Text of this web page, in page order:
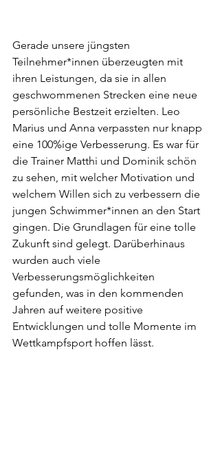
Gerade unsere jüngsten
Teilnehmer*innen überzeugten mit
ihren Leistungen, da sie in allen
geschwommenen Strecken eine neue
persönliche Bestzeit erzielten. Leo
Marius und Anna verpassten nur knapp
eine 100%ige Verbesserung. Es war für
die Trainer Matthi und Dominik schön
zu sehen, mit welcher Motivation und
welchem Willen sich zu verbessern die
jungen Schwimmer*innen an den Start
gingen. Die Grundlagen für eine tolle
Zukunft sind gelegt. Darüberhinaus
wurden auch viele
Verbesserungsmöglichkeiten
gefunden, was in den kommenden
Jahren auf weitere positive
Entwicklungen und tolle Momente im
Wettkampfsport hoffen lässt.